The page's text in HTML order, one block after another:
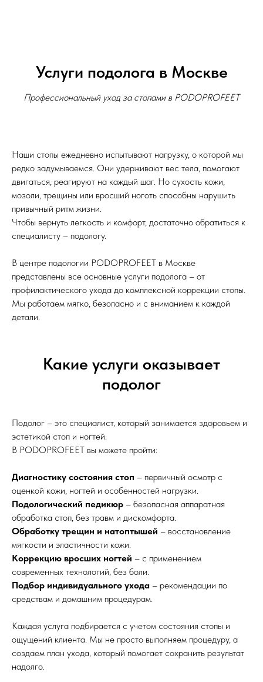
Услуги подолога в Москве
Профессиональный уход за стопами в PODOPROFEET
Наши стопы ежедневно испытывают нагрузку, о которой мы
редко задумываемся. Они удерживают вес тела, помогают
двигаться, реагируют на каждый шаг. Но сухость кожи,
мозоли, трещины или вросший ноготь способны нарушить
привычный ритм жизни.
Чтобы вернуть легкость и комфорт, достаточно обратиться к
специалисту – подологу.
В центре подологии PODOPROFEET в Москве
представлены все основные услуги подолога – от
профилактического ухода до комплексной коррекции стопы.
Мы работаем мягко, безопасно и с вниманием к каждой
детали.
Какие услуги оказывает
подолог
Подолог – это специалист, который занимается здоровьем и
эстетикой стоп и ногтей.
В PODOPROFEET вы можете пройти:
Диагностику состояния стоп – первичный осмотр с
оценкой кожи, ногтей и особенностей нагрузки.
Подологический педикюр – безопасная аппаратная
обработка стоп, без травм и дискомфорта.
Обработку трещин и натоптышей – восстановление
мягкости и эластичности кожи.
Коррекцию вросших ногтей – с применением
современных технологий, без боли.
Подбор индивидуального ухода – рекомендации по
средствам и домашним процедурам.
Каждая услуга подбирается с учетом состояния стопы и
ощущений клиента. Мы не просто выполняем процедуру, а
создаем план ухода, который помогает сохранить результат
надолго.